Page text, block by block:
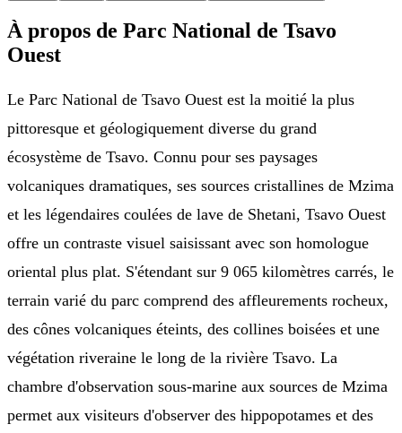
À propos de Parc National de Tsavo
Ouest
Le Parc National de Tsavo Ouest est la moitié la plus
pittoresque et géologiquement diverse du grand
écosystème de Tsavo. Connu pour ses paysages
volcaniques dramatiques, ses sources cristallines de Mzima
et les légendaires coulées de lave de Shetani, Tsavo Ouest
offre un contraste visuel saisissant avec son homologue
oriental plus plat. S'étendant sur 9 065 kilomètres carrés, le
terrain varié du parc comprend des affleurements rocheux,
des cônes volcaniques éteints, des collines boisées et une
végétation riveraine le long de la rivière Tsavo. La
chambre d'observation sous-marine aux sources de Mzima
permet aux visiteurs d'observer des hippopotames et des